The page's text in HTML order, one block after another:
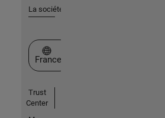
La société
Sélectionner un site web
France
Trust
Center